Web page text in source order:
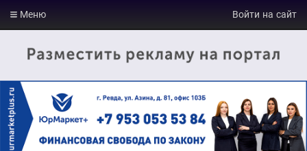
Войти на сайт
Меню